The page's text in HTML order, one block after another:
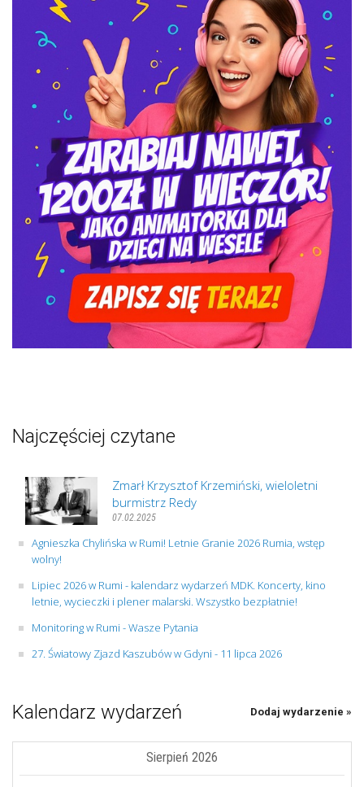
Najczęściej czytane
Zmarł Krzysztof Krzemiński, wieloletni
burmistrz Redy
07.02.2025
Agnieszka Chylińska w Rumi! Letnie Granie 2026 Rumia, wstęp
wolny!
Lipiec 2026 w Rumi - kalendarz wydarzeń MDK. Koncerty, kino
letnie, wycieczki i plener malarski. Wszystko bezpłatnie!
Monitoring w Rumi - Wasze Pytania
27. Światowy Zjazd Kaszubów w Gdyni - 11 lipca 2026
Kalendarz wydarzeń Dodaj wydarzenie »
Sierpień 2026